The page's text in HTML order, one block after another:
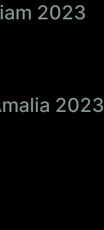
2023
2023